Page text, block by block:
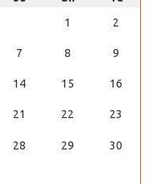
1
2
7 8 9
14 15 16
21 22 23
28 29 30